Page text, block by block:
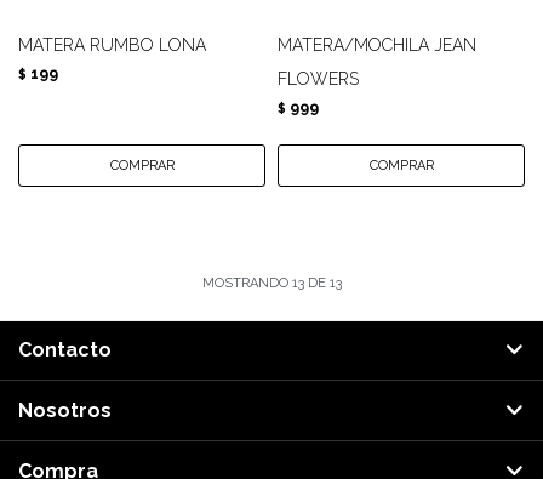
MATERA RUMBO LONA
$ 199
MATERA/MOCHILA JEAN
FLOWERS
$ 999
MOSTRANDO 13DE 13
Contacto
Nosotros
Compra